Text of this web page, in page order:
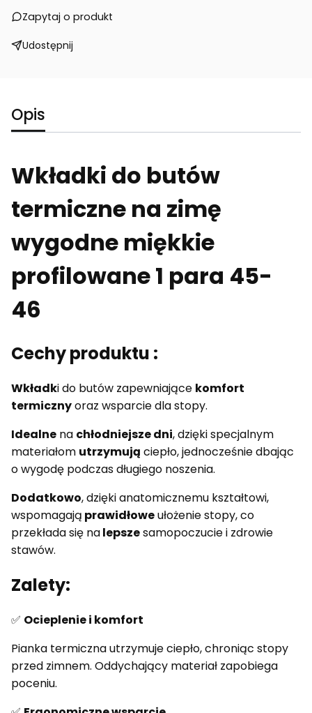
Zapytaj o produkt
Udostępnij
Opis
Wkładki do butów
termiczne na zimę
wygodne miękkie
profilowane 1 para 45-
46
Cechy produktu :
Wkładki do butów zapewniające komfort
termicznyoraz wsparcie dla stopy.
Idealne na chłodniejsze dni, dzięki specjalnym
materiałom utrzymują ciepło, jednocześnie dbając
o wygodę podczas długiego noszenia.
Dodatkowo, dzięki anatomicznemu kształtowi,
wspomagają prawidłoweułożenie stopy, co
przekłada się nalepszesamopoczucie i zdrowie
stawów.
Zalety:
✅ Ocieplenie i komfort
Pianka termiczna utrzymuje ciepło, chroniąc stopy
przed zimnem. Oddychający materiał zapobiega
poceniu.